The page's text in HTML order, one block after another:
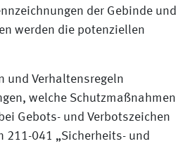
der Gebinde und
werden die potenziellen
und Verhaltensregeln
welche Schutzmaßnahmen
Gebots- und Verbotszeichen
211-041 „Sicherheits- und